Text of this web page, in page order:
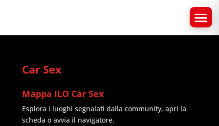
Car Sex
Mappa ILO Car Sex
Esplora i luoghi segnalati dalla community, apri la
scheda o avvia il navigatore.